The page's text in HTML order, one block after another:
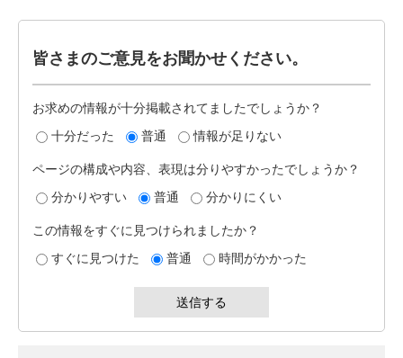
皆さまのご意見をお聞かせください。
お求めの情報が十分掲載されてましたでしょうか？
十分だった
普通 情報が足りない
ページの構成や内容、表現は分りやすかったでしょうか？
分かりやすい
普通 分かりにくい
この情報をすぐに見つけられましたか？
すぐに見つけた
普通 時間がかかった